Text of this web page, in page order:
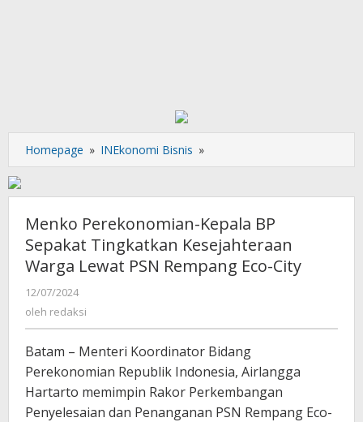
Homepage » INEkonomi Bisnis »
Perekonomian-
BP
Sepakat
Tingkatkan
Kesejahteraan
Warga
City
Menko Perekonomian-Kepala BP
Sepakat Tingkatkan Kesejahteraan
Warga Lewat PSN Rempang Eco-City
12/07/2024
redaksi
oleh redaksi
Batam – Menteri Koordinator Bidang
Perekonomian Republik Indonesia, Airlangga
Hartarto memimpin Rakor Perkembangan
Penyelesaian dan Penanganan PSN Rempang Eco-